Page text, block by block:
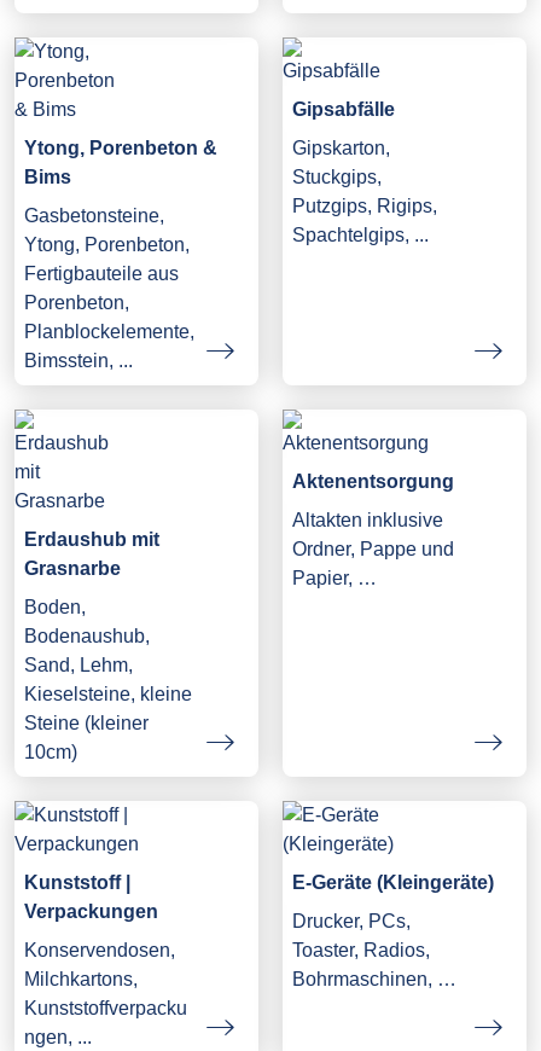
Ytong, Porenbeton &
Bims
Gasbetonsteine,
Ytong, Porenbeton,
Fertigbauteile aus
Porenbeton,
Planblockelemente,
Bimsstein, ...
Gipsabfälle
Gipskarton,
Stuckgips,
Putzgips, Rigips,
Spachtelgips, ...
Erdaushub mit
Grasnarbe
Boden,
Bodenaushub,
Sand, Lehm,
Kieselsteine, kleine
Steine (kleiner
10cm)
Aktenentsorgung
Altakten inklusive
Ordner, Pappe und
Papier, …
Kunststoff |
Verpackungen
Konservendosen,
Milchkartons,
Kunststoffverpacku
ngen, ...
E-Geräte (Kleingeräte)
Drucker, PCs,
Toaster, Radios,
Bohrmaschinen, …